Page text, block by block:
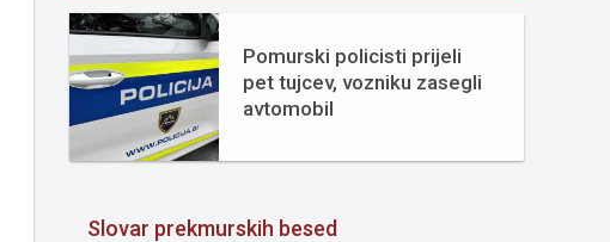
Pomurski policisti prijeli
pet tujcev, vozniku zasegli
avtomobil
Slovar prekmurskih besed